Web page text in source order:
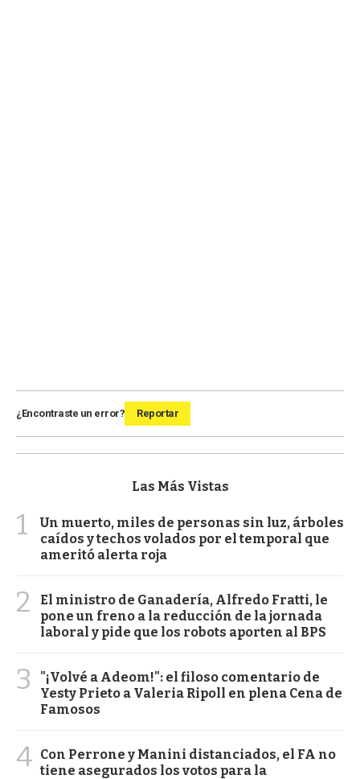
¿Encontraste un error? Reportar
Las Más Vistas
1
Un muerto, miles de personas sin luz, árboles
caídos y techos volados por el temporal que
ameritó alerta roja
2
El ministro de Ganadería, Alfredo Fratti, le
pone un freno a la reducción de la jornada
laboral y pide que los robots aporten al BPS
3
"¡Volvé a Adeom!": el filoso comentario de
Yesty Prieto a Valeria Ripoll en plena Cena de
Famosos
4 Con Perrone y Manini distanciados, el FA no
tiene asegurados los votos para la